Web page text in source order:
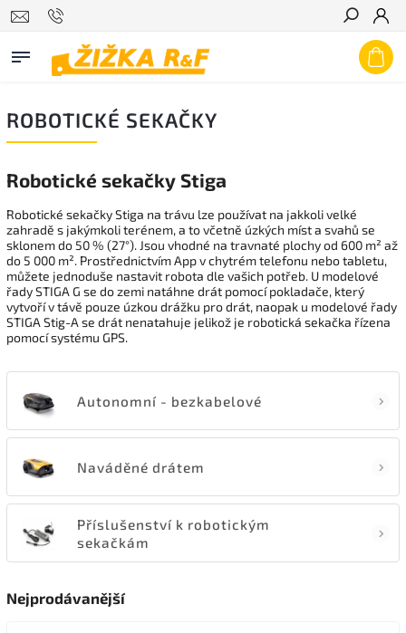
Hledat
ROBOTICKÉ SEKAČKY
Robotické sekačky Stiga
Robotické sekačky Stiga na trávu lze používat na jakkoli velké
zahradě s jakýmkoli terénem, a to včetně úzkých míst a svahů se
sklonem do 50 % (27°). Jsou vhodné na travnaté plochy od 600 m² až
do 5 000 m². Prostřednictvím App v chytrém telefonu nebo tabletu,
můžete jednoduše nastavit robota dle vašich potřeb. U modelové
řady STIGA G se do zemi natáhne drát pomocí pokladače, který
vytvoří v távě pouze úzkou drážku pro drát, naopak u modelové řady
STIGA Stig-A se drát nenatahuje jelikož je robotická sekačka řízena
pomocí systému GPS.
Autonomní - bezkabelové
Naváděné drátem
Příslušenství k robotickým
sekačkám
Nejprodávanější